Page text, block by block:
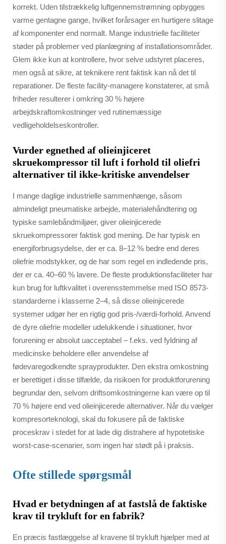
korrekt. Uden tilstrækkelig luftgennemstrømning opbygges
varme gentagne gange, hvilket forårsager en hurtigere slitage
af komponenter end normalt. Mange industrielle faciliteter
støder på problemer ved planlægning af installationsområder.
Glem ikke kun at kontrollere, hvor selve udstyret placeres,
men også at sikre, at teknikere rent faktisk kan nå det til
reparationer. De fleste facility-managere konstaterer, at små
friheder resulterer i omkring 30 % højere
arbejdskraftomkostninger ved rutinemæssige
vedligeholdelseskontroller.
Vurder egnethed af olieinjiceret
skruekompressor til luft i forhold til oliefri
alternativer til ikke-kritiske anvendelser
I mange daglige industrielle sammenhænge, såsom
almindeligt pneumatiske arbejde, materialehåndtering og
typiske samlebåndmiljøer, giver olieinjicerede
skruekompressorer faktisk god mening. De har typisk en
energiforbrugsydelse, der er ca. 8–12 % bedre end deres
oliefrie modstykker, og de har som regel en indledende pris,
der er ca. 40–60 % lavere. De fleste produktionsfaciliteter har
kun brug for luftkvalitet i overensstemmelse med ISO 8573-
standarderne i klasserne 2–4, så disse olieinjicerede
systemer udgør her en rigtig god pris-/værdi-forhold. Anvend
de dyre oliefrie modeller udelukkende i situationer, hvor
forurening er absolut uacceptabel – f.eks. ved fyldning af
medicinske beholdere eller anvendelse af
fødevaregodkendte sprayprodukter. Den ekstra omkostning
er berettiget i disse tilfælde, da risikoen for produktforurening
begrundar den, selvom driftsomkostningerne kan være op til
70 % højere end ved olieinjicerede alternativer. Når du vælger
kompresorteknologi, skal du fokusere på de faktiske
proceskrav i stedet for at lade dig distrahere af hypotetiske
worst-case-scenarier, som ingen har stødt på i praksis.
Ofte stillede spørgsmål
Hvad er betydningen af at fastslå de faktiske
krav til trykluft for en fabrik?
En præcis fastlæggelse af kravene til trykluft hjælper med at